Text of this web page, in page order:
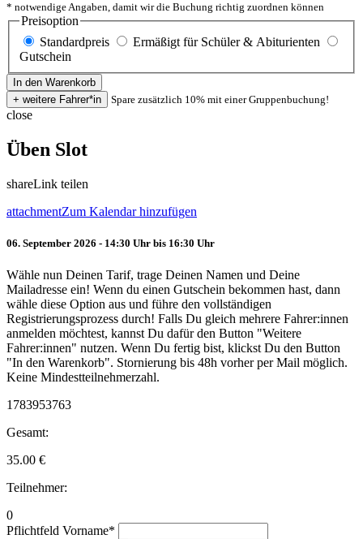
* notwendige Angaben, damit wir die Buchung richtig zuordnen können
Preisoption
Standardpreis
Ermäßigt für Schüler & Abiturienten
Gutschein
Spare zusätzlich 10% mit einer Gruppenbuchung!
close
Üben Slot
shareLink teilen
attachmentZum Kalendar hinzufügen
06. September 2026 - 14:30 Uhr bis 16:30 Uhr
Wähle nun Deinen Tarif, trage Deinen Namen und Deine
Mailadresse ein! Wenn du einen Gutschein bekommen hast, dann
wähle diese Option aus und führe den vollständigen
Registrierungsprozess durch! Falls Du gleich mehrere Fahrer:innen
anmelden möchtest, kannst Du dafür den Button "Weitere
Fahrer:innen" nutzen. Wenn Du fertig bist, klickst Du den Button
"In den Warenkorb". Stornierung bis 48h vorher per Mail möglich.
Keine Mindestteilnehmerzahl.
1783953763
Gesamt:
35.00 €
Teilnehmer:
0
Pflichtfeld Vorname*